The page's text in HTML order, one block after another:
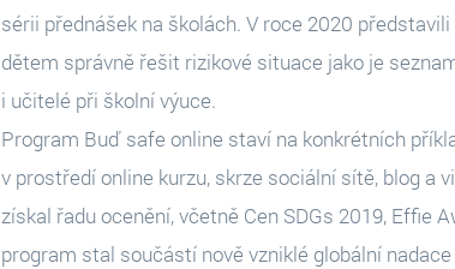
sérii přednášek na školách. V roce 2020
dětem správně řešit rizikové situace jako je
i učitelé při školní výuce.
Program Buď safe online staví na konkrétních
v prostředí online kurzu, skrze sociální sítě, blog a
získal řadu ocenění, včetně Cen SDGs 2019, Effie
program stal součástí nově vzniklé globální